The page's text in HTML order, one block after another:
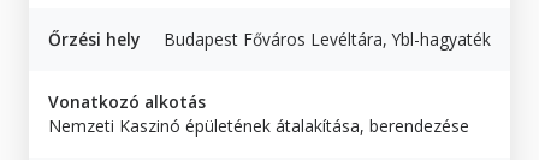
Őrzési hely Budapest Főváros Levéltára, Ybl-hagyaték
Vonatkozó alkotás
Nemzeti Kaszinó épületének átalakítása, berendezése